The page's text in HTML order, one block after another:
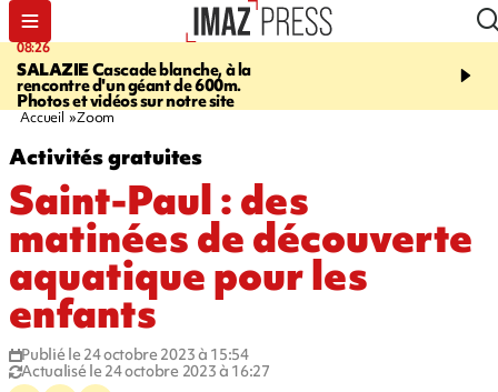
08:26
SALAZIECascade blanche, à la
rencontre d'un géant de 600m.
Photos et vidéos sur notre site
12:10
La karavane
débarque dans les
Accueil Zoom
Activités gratuites
Saint-Paul : des
matinées de découverte
aquatique pour les
enfants
Publié le 24 octobre 2023 à 15:54
Actualisé le 24 octobre 2023 à 16:27